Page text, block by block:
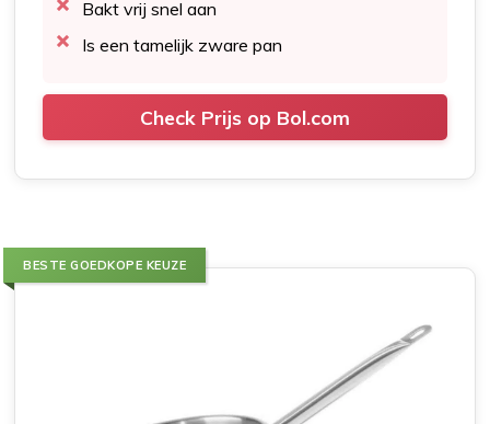
Bakt vrij snel aan
Is een tamelijk zware pan
Check Prijs op Bol.com
BESTE GOEDKOPE KEUZE